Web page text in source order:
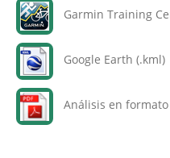
Garmin Training
Google Earth (.kml)
Análisis en formato